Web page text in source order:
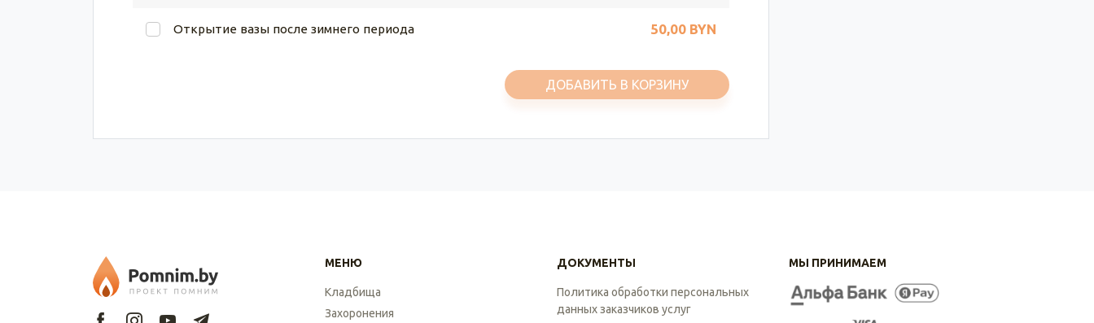
Открытие вазы после зимнего периода 50,00 BYN
ДОБАВИТЬ В КОРЗИНУ
МЕНЮ
Кладбища
Захоронения
ДОКУМЕНТЫ
Политика обработки персональных
данных заказчиков услуг
МЫ ПРИНИМАЕМ